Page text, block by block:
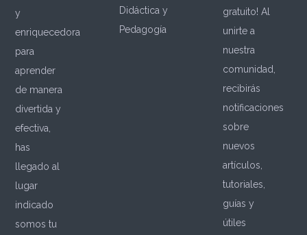
y
enriquecedora
para
aprender
de manera
divertida y
efectiva,
has
llegado al
lugar
indicado
somos tu
Didáctica y
Pedagogía
gratuito! Al
unirte a
nuestra
comunidad,
recibirás
notificaciones
sobre
nuevos
artículos,
tutoriales,
guías y
útiles